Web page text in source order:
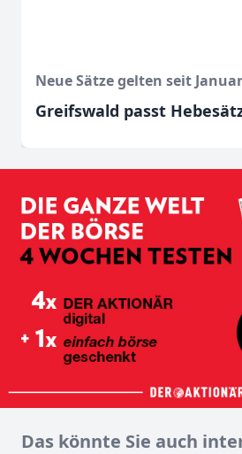
Neue Sätze gelten seit
Greifswald passt
Das könnte Sie auch